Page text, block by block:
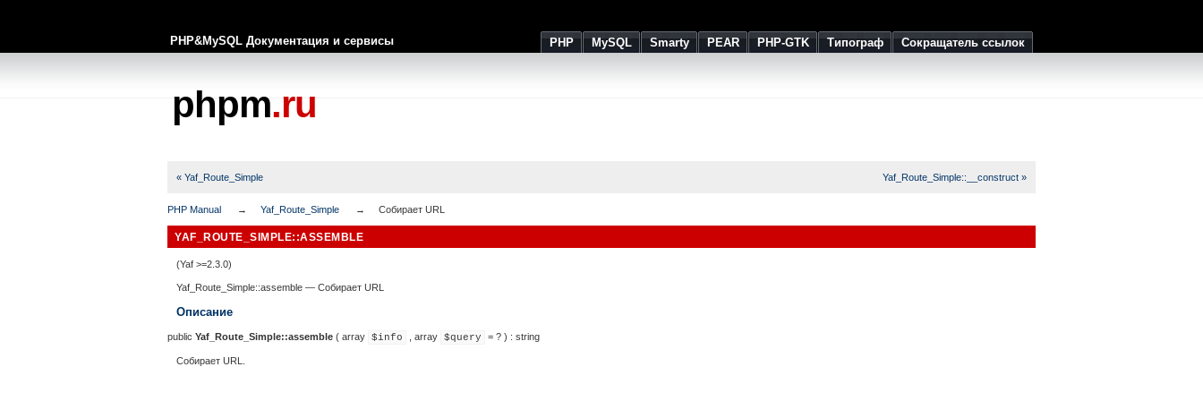
PHP&MySQL Документация и сервисы PHP MySQL Smarty PEAR PHP-GTK Типограф Сокращатель ссылок
phpm.ru
« Yaf_Route_Simple Yaf_Route_Simple::__construct »
PHP Manual Yaf_Route_Simple Собирает URL
YAF_ROUTE_SIMPLE::ASSEMBLE
(Yaf >=2.3.0)
Yaf_Route_Simple::assemble — Собирает URL
Описание
public Yaf_Route_Simple::assemble ( array $info array $query = ? ) : string
Собирает URL.